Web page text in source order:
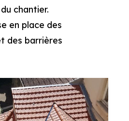
chantier.
en place des
des barrières